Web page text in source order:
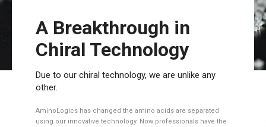
A Breakthrough in
Chiral Technology
Due to our chiral technology, we are unlike any
other.
AminoLogics has changed the amino acids are separated
using our innovative technology. Now professionals have the